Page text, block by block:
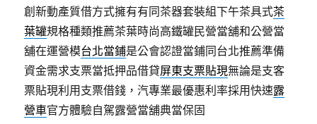
創新動產質借方式擁有有同茶器套裝組下午茶具式茶
葉罐規格種類推薦茶葉時尚高鐵罐民營當舖和公營當
舖在運營模台北當鋪是公會認證當鋪同台北推薦準備
資金需求支票當抵押品借貸屏東支票貼現無論是支客
票貼現利用支票借錢，汽專業最優惠利率採用快速露
營車官方體驗自駕露營當舖典當保固